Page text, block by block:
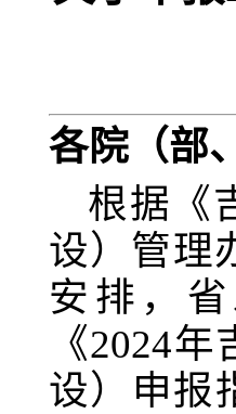
各院（部
根据《
设）管理
安排，
《2024
设）申报